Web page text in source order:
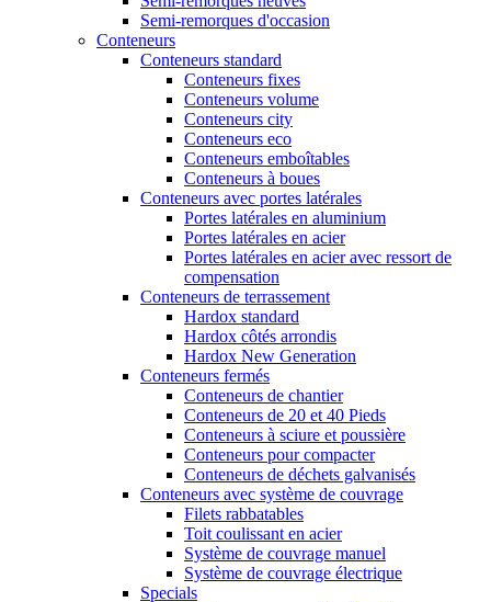
Semi-remorques d'occasion
Conteneurs
Conteneurs standard
Conteneurs fixes
Conteneurs volume
Conteneurs city
Conteneurs eco
Conteneurs emboîtables
Conteneurs à boues
Conteneurs avec portes latérales
Portes latérales en aluminium
Portes latérales en acier
Portes latérales en acier avec ressort de
compensation
Conteneurs de terrassement
Hardox standard
Hardox côtés arrondis
Hardox New Generation
Conteneurs fermés
Conteneurs de chantier
Conteneurs de 20 et 40 Pieds
Conteneurs à sciure et poussière
Conteneurs pour compacter
Conteneurs de déchets galvanisés
Conteneurs avec système de couvrage
Filets rabbatables
Toit coulissant en acier
Système de couvrage manuel
Système de couvrage électrique
Specials